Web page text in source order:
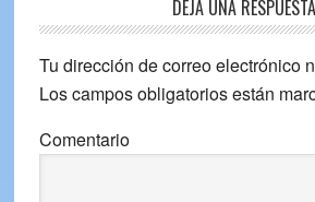
Interactions
DEJA UNA RESPUESTA
Tu dirección de correo electrónico
Los campos obligatorios están
Comentario